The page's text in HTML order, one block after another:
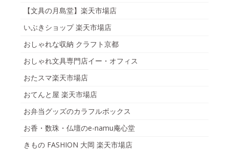
【文具の月島堂】楽天市場店
いぶきショップ 楽天市場店
おしゃれな収納 クラフト京都
おしゃれ文具専門店イー・オフィス
おたスマ楽天市場店
おてんと屋 楽天市場店
お弁当グッズのカラフルボックス
お香・数珠・仏壇のe-namu庵心堂
きもの FASHION 大岡 楽天市場店